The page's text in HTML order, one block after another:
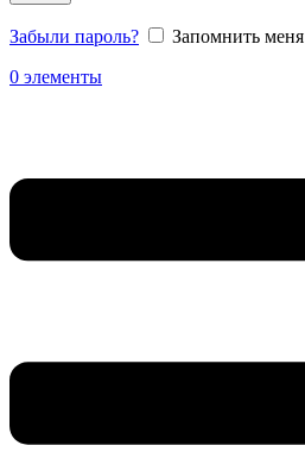
Забыли пароль?
Запомнить меня
0 элементы